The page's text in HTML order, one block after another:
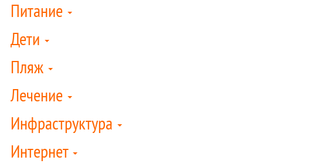
Питание
Дети
Пляж
Лечение
Инфраструктура
Интернет